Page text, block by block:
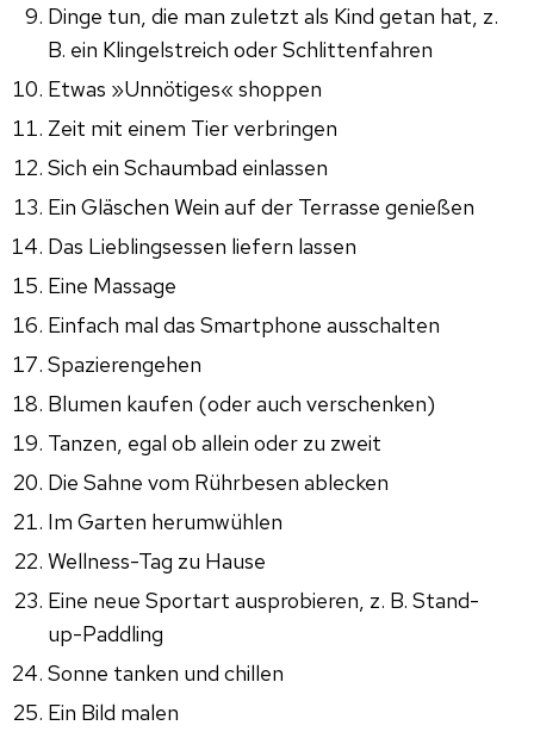
Dinge tun, die man zuletzt als Kind getan hat, z.
B. ein Klingelstreich oder Schlittenfahren
Etwas »Unnötiges« shoppen
Zeit mit einem Tier verbringen
Sich ein Schaumbad einlassen
Ein Gläschen Wein auf der Terrasse genießen
Das Lieblingsessen liefern lassen
Eine Massage
Einfach mal das Smartphone ausschalten
Spazierengehen
Blumen kaufen (oder auch verschenken)
Tanzen, egal ob allein oder zu zweit
Die Sahne vom Rührbesen ablecken
Im Garten herumwühlen
Wellness-Tag zu Hause
Eine neue Sportart ausprobieren, z. B. Stand-
up-Paddling
Sonne tanken und chillen
Ein Bild malen